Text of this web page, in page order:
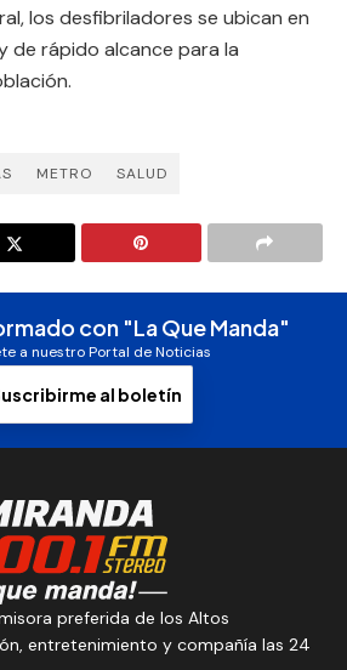
los desfibriladores se ubican en
de rápido alcance para la
METRO SALUD
con "La Que Manda"
a nuestro Portal de Noticias
al boletín
preferida de los Altos
entretenimiento y compañía las 24